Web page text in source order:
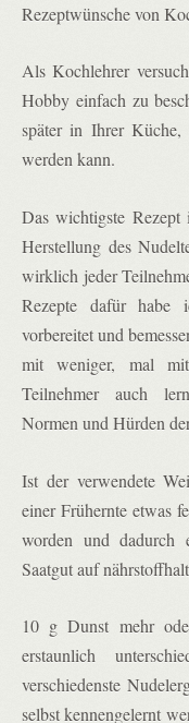
Rezeptwünsche von
Als Kochlehrer
Hobby einfach zu
später in Ihrer
werden kann.
Das wichtigste
Herstellung des
wirklich jeder
Rezepte dafür habe
vorbereitet und
mit weniger, mal
Teilnehmer auch
Normen und Hürden
Ist der verwendete
einer Frühernte etwas
worden und dadurch
Saatgut auf
10 g Dunst mehr
erstaunlich
verschiedenste
selbst kennengelernt